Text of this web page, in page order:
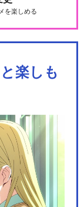
を楽しめる
楽しも